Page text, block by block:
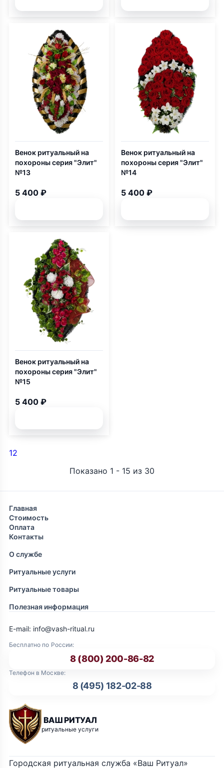
Венок ритуальный на
похороны серия "Элит"
№13
5 400 ₽
Венок ритуальный на
похороны серия "Элит"
№14
5 400 ₽
Венок ритуальный на
похороны серия "Элит"
№15
5 400 ₽
12
Показано 1 - 15 из 30
Главная
Стоимость
Оплата
Контакты
О службе
Ритуальные услуги
Ритуальные товары
Полезная информация
ВАШ РИТУАЛ
ритуальные услуги
Бесплатно по России:
8 (800) 200-86-82
Телефон в Москве:
8 (495) 182-02-88
E-mail: info@vash-ritual.ru
Городская ритуальная служба «Ваш Ритуал»